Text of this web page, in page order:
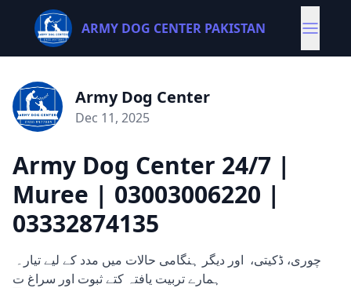
ARMY DOG CENTER PAKISTAN
Army Dog Center
Dec 11, 2025
Army Dog Center 24/7 |
Muree | 03003006220 |
03332874135
ہمارے تربیت یافتہ کتے ثبوت اور سراغ ت